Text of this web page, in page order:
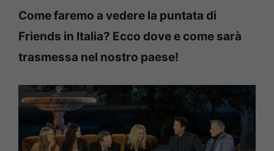
Come faremo a vedere la puntata di
Friends in Italia? Ecco dove e come sarà
trasmessa nel nostro paese!